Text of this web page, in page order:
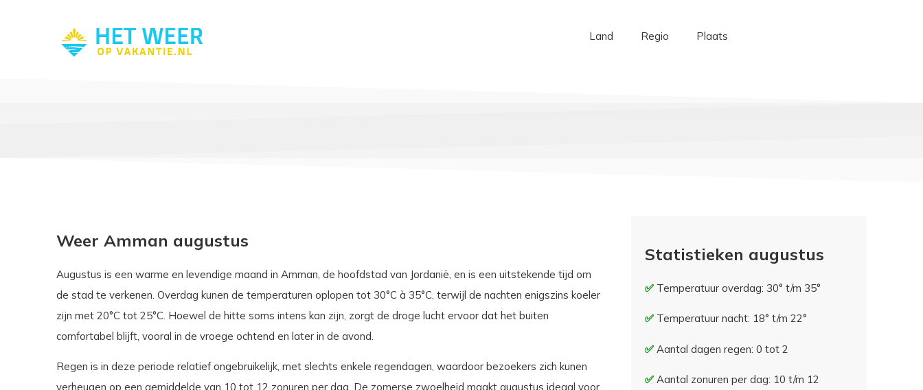
Land Regio Plaats
Weer Amman augustus
Augustus is een warme en levendige maand in Amman, de hoofdstad van Jordanië, en is een uitstekende tijd om
de stad te verkenen. Overdag kunen de temperaturen oplopen tot 30°C à 35°C, terwijl de nachten enigszins koeler
zijn met 20°C tot 25°C. Hoewel de hitte soms intens kan zijn, zorgt de droge lucht ervoor dat het buiten
comfortabel blijft, vooral in de vroege ochtend en later in de avond.
Regen is in deze periode relatief ongebruikelijk, met slechts enkele regendagen, waardoor bezoekers zich kunen
verheugen op een gemiddelde van 10 tot 12 zonuren per dag. De zomerse zwoelheid maakt augustus ideaal voor
Statistieken augustus
Temperatuur overdag: 30° t/m 35°
Temperatuur nacht: 18° t/m 22°
Aantal dagen regen: 0 tot 2
Aantal zonuren per dag: 10 t/m 12